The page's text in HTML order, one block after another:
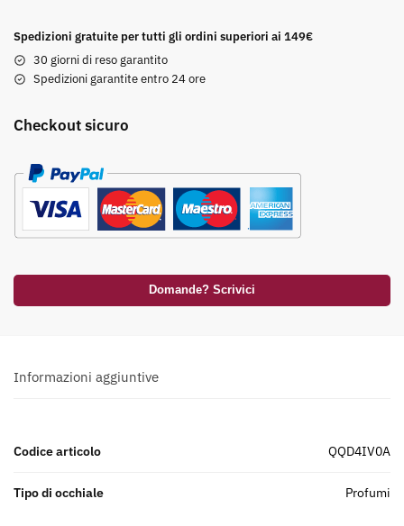
Spedizioni gratuite per tutti gli ordini superiori ai 149€
30 giorni di reso garantito
Spedizioni garantite entro 24 ore
Checkout sicuro
Domande? Scrivici
Informazioni aggiuntive
Codice articolo QQD4IV0A
Tipo di occhiale profumi